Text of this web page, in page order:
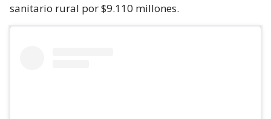
sanitario rural por $9.110 millones.